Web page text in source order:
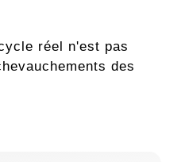
réel n'est pas
des